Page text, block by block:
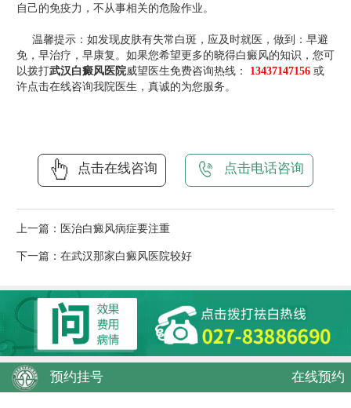
自己的免疫力，不从事相关的危险作业。
温馨提示：如发现皮肤有失常白斑，应及时就医，做到：早避
免，早治疗，早康复。如果您希望更多的晓得白癜风的知识，您可
以拨打武汉白癜风医院威望医生免费咨询热线： 13437147156 或
许点击在线咨询我院医生，真诚的为您服务。
点击在线咨询 点击电话咨询
上一篇： 医治白癜风病症要注重
下一篇： 在武汉那家白癜风医院较好
预约挂号 在线预约